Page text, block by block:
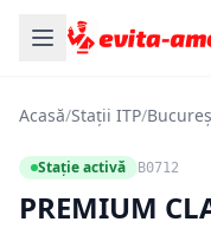
Acasă/Stații ITP/
Stație activă B0712
PREMIUM